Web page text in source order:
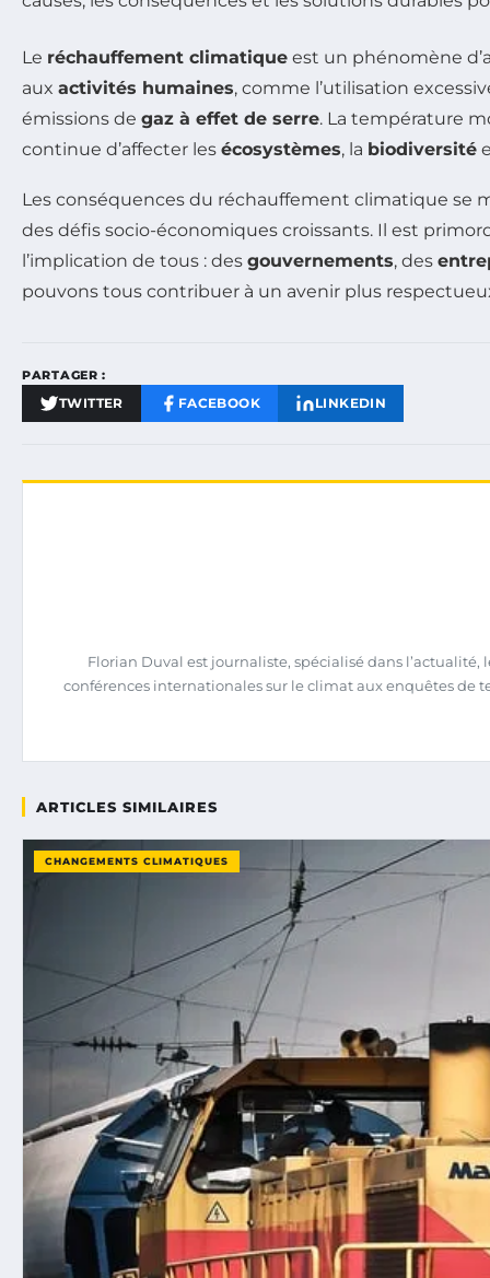
Le réchauffement climatique est un phénomène
aux activités humaines, comme l’utilisation
émissions de gaz à effet de serre. La température
continue d’affecter les écosystèmes, la biodiversité
Les conséquences du réchauffement climatique se
des défis socio-économiques croissants. Il est
l’implication de tous : des gouvernements, des
pouvons tous contribuer à un avenir plus
PARTAGER :
TWITTER FACEBOOK LINKEDIN
Florian Duval est journaliste, spécialisé dans
conférences internationales sur le climat aux enquêtes de
ARTICLES SIMILAIRES
CHANGEMENTS CLIMATIQUES